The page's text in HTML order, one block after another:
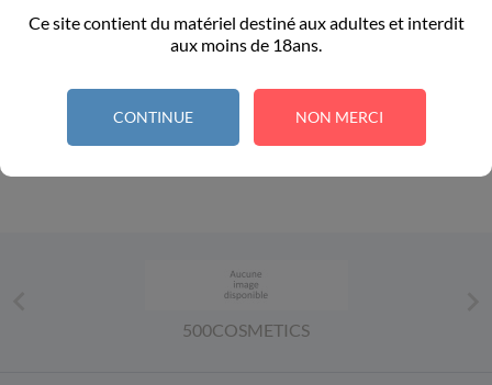
Ce site contient du matériel destiné aux adultes et interdit
aux moins de 18ans.
CONTINUE NON MERCI
Ajouter au panier Ajouter au panier
500COSMETICS